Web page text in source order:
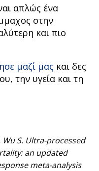
απλώς ένα
στην
και πιο
μαζί μας και δες
την υγεία και τη
Wu S. Ultra-processed
an updated
meta-analysis